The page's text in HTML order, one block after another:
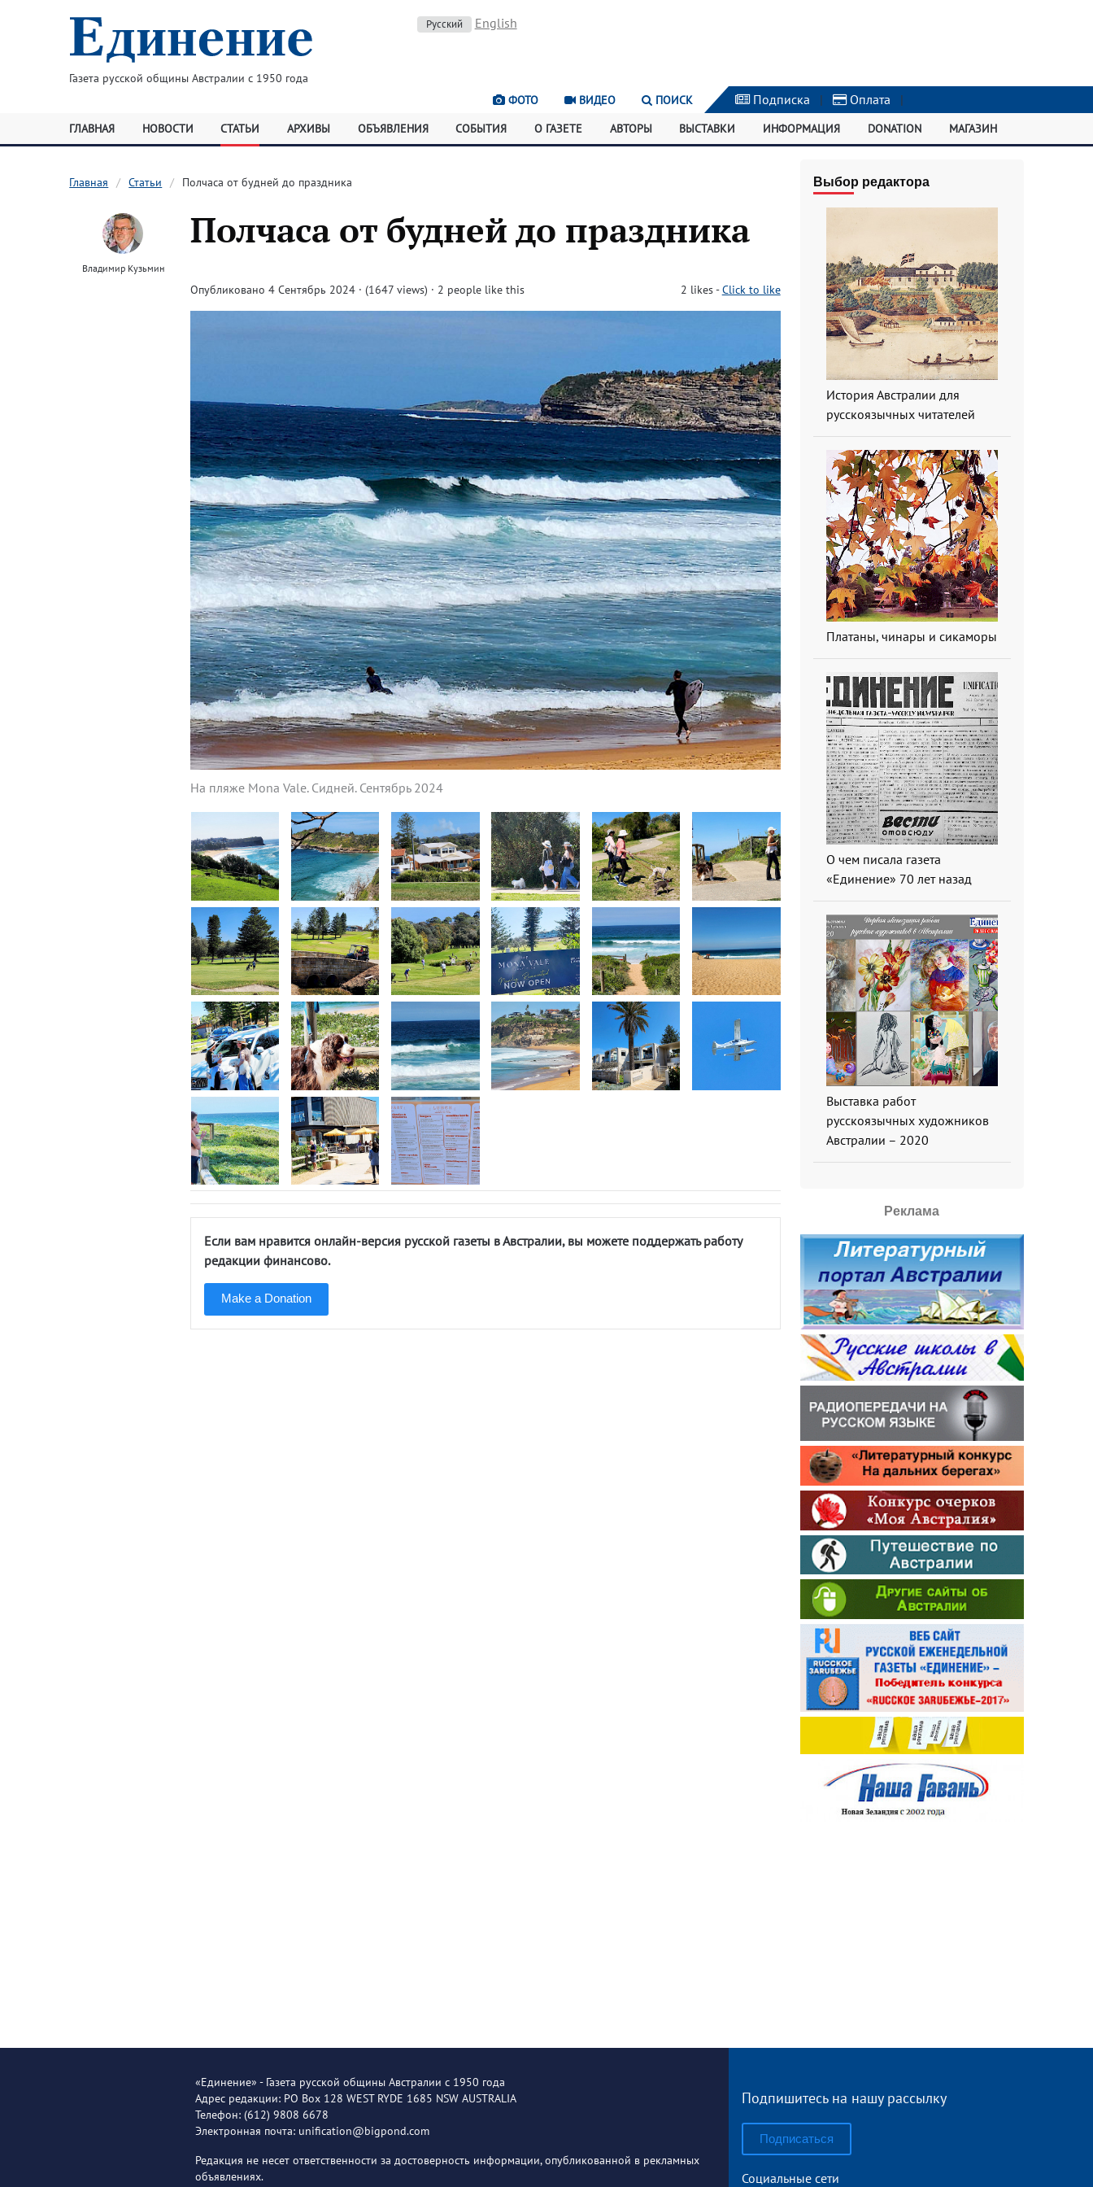
Газета русской общины Австралии с 1950 года
Русский English
ФОТО ВИДЕО ПОИСК Подписка | Оплата |
ГЛАВНАЯ НОВОСТИ СТАТЬИ АРХИВЫ ОБЪЯВЛЕНИЯ СОБЫТИЯ О ГАЗЕТЕ АВТОРЫ ВЫСТАВКИ ИНФОРМАЦИЯ DONATION МАГАЗИН
Главная Статьи Полчаса от будней до праздника
Владимир Кузьмин
Полчаса от будней до праздника
Опубликовано 4 Сентябрь 2024 · (1647 views) · 2 people like this 2 likes-Click to like
На пляже Mona Vale. Сидней. Сентябрь 2024
Если вам нравится онлайн-версия русской газеты в Австралии, вы можете поддержать работу
редакции финансово.
Make a Donation
Выбор редактора
История Австралии для
русскоязычных читателей
Платаны, чинары и сикаморы
О чем писала газета
«Единение» 70 лет назад
Выставка работ
русскоязычных художников
Австралии – 2020
Реклама
«Единение» - Газета русской общины Австралии с 1950 года
Адрес редакции: PO Box 128 WEST RYDE 1685 NSW AUSTRALIA
Телефон: (612) 9808 6678
Электронная почта: unification@bigpond.com
Редакция не несет ответственности за достоверность информации, опубликованной в рекламных
объявлениях.
Подпишитесь на нашу рассылку
Подписаться
Социальные сети